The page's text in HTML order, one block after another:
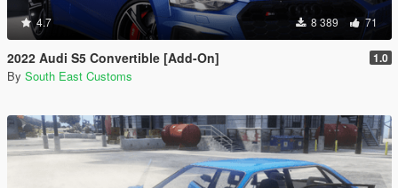
4.7 8 389 71
2022 Audi S5 Convertible [Add-On] 1.0
By South East Customs